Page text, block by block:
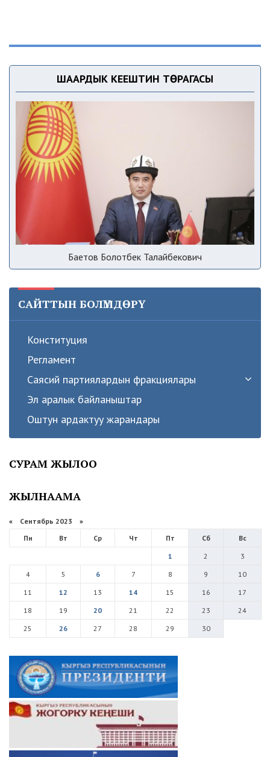
ШААРДЫК КЕҢЕШТИН ТӨРАГАСЫ
Баетов Болотбек Талайбекович
САЙТТЫН БОЛҮМДӨРҮ
Конституция
Регламент
Саясий партиялардын фракциялары
Эл аралык байланыштар
Оштун ардактуу жарандары
СУРАМ ЖЫЛОО
ЖЫЛНААМА
« Сентябрь 2023 »
Пн
Вт Ср Чт Пт Сб
Вс
1
2
3
4
5 6 7 8 9
10
11
12 13 14 15 16
17
18
19 20 21 22 23
24
25
26 27 28 29 30